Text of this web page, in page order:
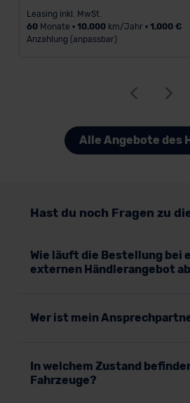
Leasing inkl. MwSt.
60Monate • 10.000km/Jahr • 1.000 €
Anzahlung (anpassbar)
Alle Angebote des
Hast du noch Fragen zu
Wie läuft die Bestellung bei
externen Händlerangebot
Wer ist mein
In welchem Zustand
Fahrzeuge?